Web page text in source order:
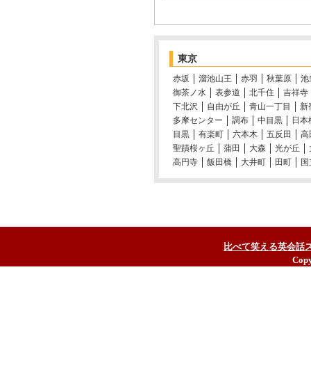
東京
赤坂 溜池山王 赤羽 秋葉原
池
御茶ノ水
表参道 北千住
吉祥寺
下北沢
自由が丘 青山一丁目
新
多摩センター
調布 中目黒
日本
目黒
有楽町 六本木 五反田
高
聖蹟桜ヶ丘
蒲田 大森 光が丘
高円寺
飯田橋 大井町 田町
比べて笑える英会話